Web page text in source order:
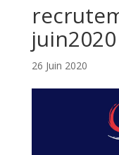
juin2020
26 Juin 2020